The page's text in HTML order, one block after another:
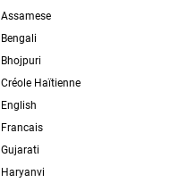
Assamese
Bengali
Bhojpuri
Créole Haïtienne
English
Francais
Gujarati
Haryanvi